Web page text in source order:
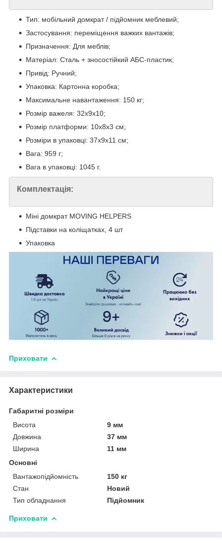
Тип: мобільний домкрат / підйомник меблевий;
Застосування: переміщення важких вантажів;
Призначення: Для меблів;
Матеріал: Сталь + зносостійкий АБС-пластик;
Привід: Ручний;
Упаковка: Картонна коробка;
Максимальне навантаження: 150 кг;
Розмір важеля: 32х9х10;
Розмір платформи: 10х8х3 см;
Розміри в упаковці: 37х9х11 см;
Вага: 959 г;
Вага в упаковці: 1045 г.
Комплектація:
Міні домкрат MOVING HELPERS
Підставки на коліщатках, 4 шт
Упаковка
Приховати
Характеристики
Габаритні розміри
Висота
9 мм
Довжина
37 мм
Ширина
11 мм
Основні
Вантажопідйомність
150 кг
Стан
Новий
Тип обладнання
Підйомник
Приховати